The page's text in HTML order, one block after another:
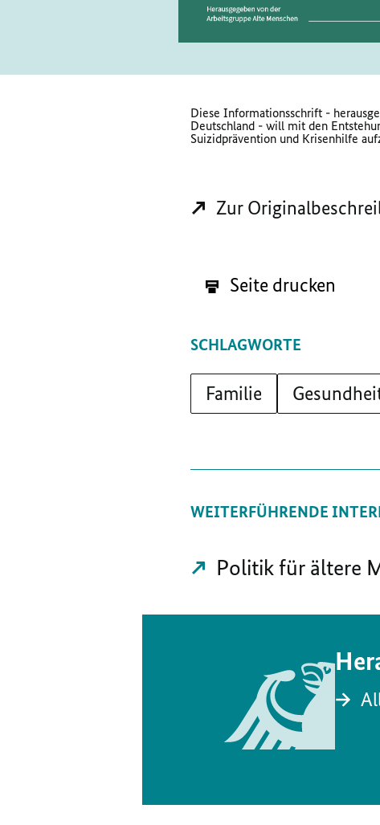
Diese Informationsschrift -
Deutschland - will mit den
Suizidprävention und Krisenhilfe
Zur
Seite drucken
SCHLAGWORTE
Familie
WEITERFÜHRENDE
Politik für ältere